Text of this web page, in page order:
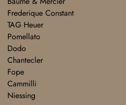
Frederique Constant
TAG Heuer
Pomellato
Dodo
Chantecler
Fope
Cammilli
Niessing